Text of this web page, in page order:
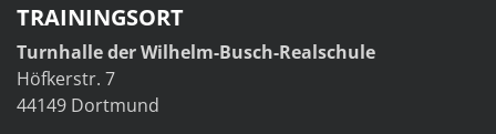
TRAININGSORT
Turnhalle der Wilhelm-Busch-Realschule
Höfkerstr. 7
44149 Dortmund